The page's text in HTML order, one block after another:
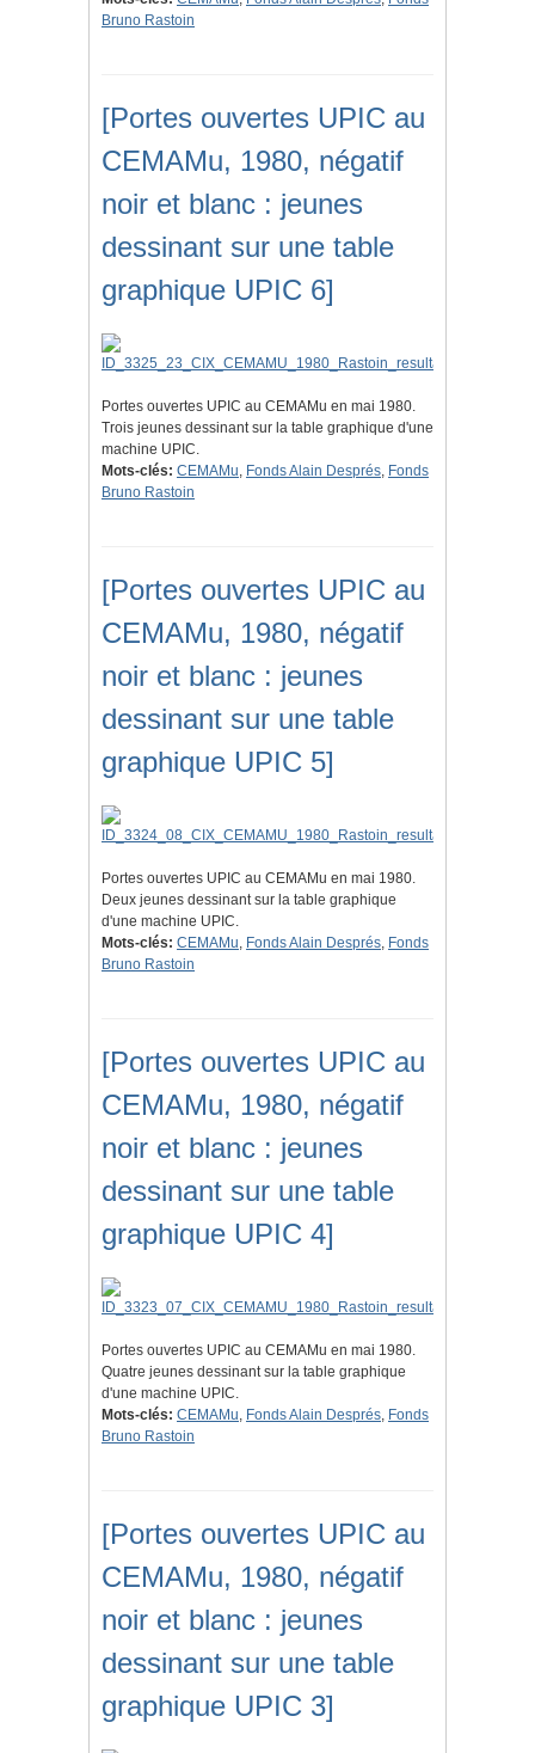
Bruno Rastoin
[Portes ouvertes UPIC au
CEMAMu, 1980, négatif
noir et blanc : jeunes
dessinant sur une table
graphique UPIC 6]
Portes ouvertes UPIC au CEMAMu en mai 1980.
Trois jeunes dessinant sur la table graphique d'une
machine UPIC.
Mots-clés: CEMAMu, Fonds Alain Després, Fonds
Bruno Rastoin
[Portes ouvertes UPIC au
CEMAMu, 1980, négatif
noir et blanc : jeunes
dessinant sur une table
graphique UPIC 5]
Portes ouvertes UPIC au CEMAMu en mai 1980.
Deux jeunes dessinant sur la table graphique
d'une machine UPIC.
Mots-clés: CEMAMu, Fonds Alain Després, Fonds
Bruno Rastoin
[Portes ouvertes UPIC au
CEMAMu, 1980, négatif
noir et blanc : jeunes
dessinant sur une table
graphique UPIC 4]
Portes ouvertes UPIC au CEMAMu en mai 1980.
Quatre jeunes dessinant sur la table graphique
d'une machine UPIC.
Mots-clés: CEMAMu, Fonds Alain Després, Fonds
Bruno Rastoin
[Portes ouvertes UPIC au
CEMAMu, 1980, négatif
noir et blanc : jeunes
dessinant sur une table
graphique UPIC 3]